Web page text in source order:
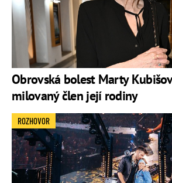
Obrovská bolest Marty
milovaný člen její rodiny
ROZHOVOR